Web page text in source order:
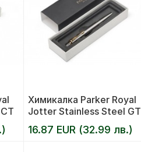
Химикалка Parker Royal
Jotter Stainless Steel GT
16.87 EUR (32.99 лв.)